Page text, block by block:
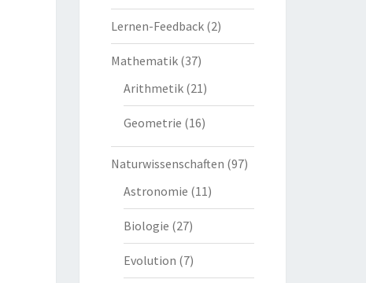
Lernen-Feedback(2)
Mathematik(37)
Arithmetik(21)
Geometrie (16)
Naturwissenschaften (97)
Astronomie (11)
Biologie (27)
Evolution (7)